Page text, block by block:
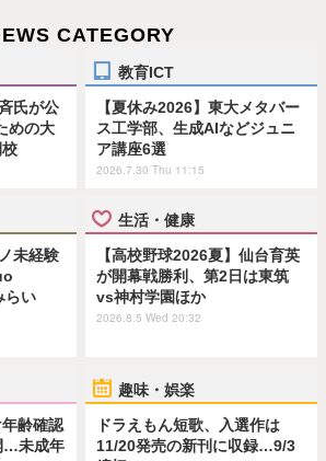
CATEGORY
氏が公
めの大
教育ICT
【夏休み2026】東大メタバー
ス工学部、生成AIなどジュニ
ア講座6選
2026.7.30 Thu 11:15
未経験
らい
生活・健康
【高校野球2026夏】仙台育英
が開幕戦勝利、第2日は東筑
vs神村学園ほか
2026.8.5 Wed 20:32
齢確認
…未成年
趣味・娯楽
ドラえもん短歌、入選作は
11/20発売の新刊に収録…9/3